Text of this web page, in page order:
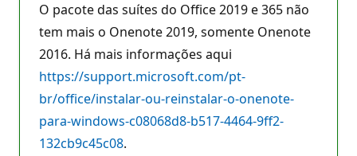
O pacote das suítes do Office 2019 e 365 não
tem mais o Onenote 2019, somente Onenote
2016. Há mais informações aqui
https://support.microsoft.com/pt-
br/office/instalar-ou-reinstalar-o-onenote-
para-windows-c08068d8-b517-4464-9ff2-
132cb9c45c08.